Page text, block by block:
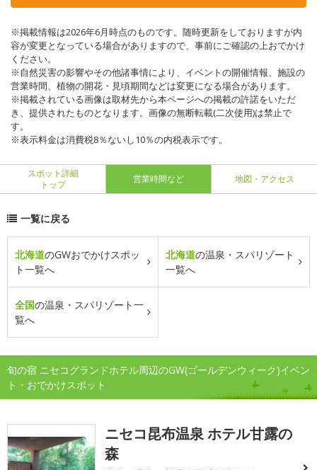
※掲載情報は2026年6月時点のものです。随時更新をしておりますが内
容が変更となっている場合がありますので、事前にご確認の上おでかけ
ください。
※自然災害の影響やその他諸事情により、イベントの開催情報、施設の
営業時間、植物の開花・見頃期間などは変更になる場合があります。
※掲載されている画像は取材先から本ページへの掲載の許諾をいただ
き、提供されたものとなります。画像の無断転載(二次使用)は禁止で
す。
※表示料金は消費税8％ないし10％の内税表示です。
スポット詳細
トップ
営業時間など 地図・アクセス
一覧に戻る
北海道のGWおでかけスポッ
ト一覧へ
北海道の温泉・スパリゾート
一覧へ
全国の温泉・スパリゾート一
覧へ
旬の宿 ニセコグランドホテル周辺のGW(ゴールデンウィーク)イベン
ト・おでかけスポット
ニセコ昆布温泉 ホテル甘露の
森